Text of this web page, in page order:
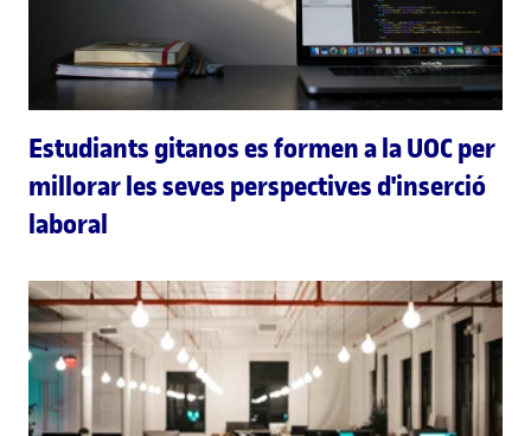
Estudiants gitanos es formen a la UOC per
millorar les seves perspectives d'inserció
laboral